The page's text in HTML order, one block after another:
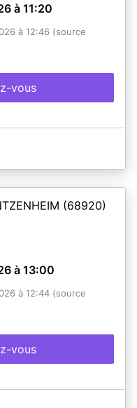
à 11:20
à 12:46 (source
vous
(68920)
à 13:00
à 12:44 (source
vous